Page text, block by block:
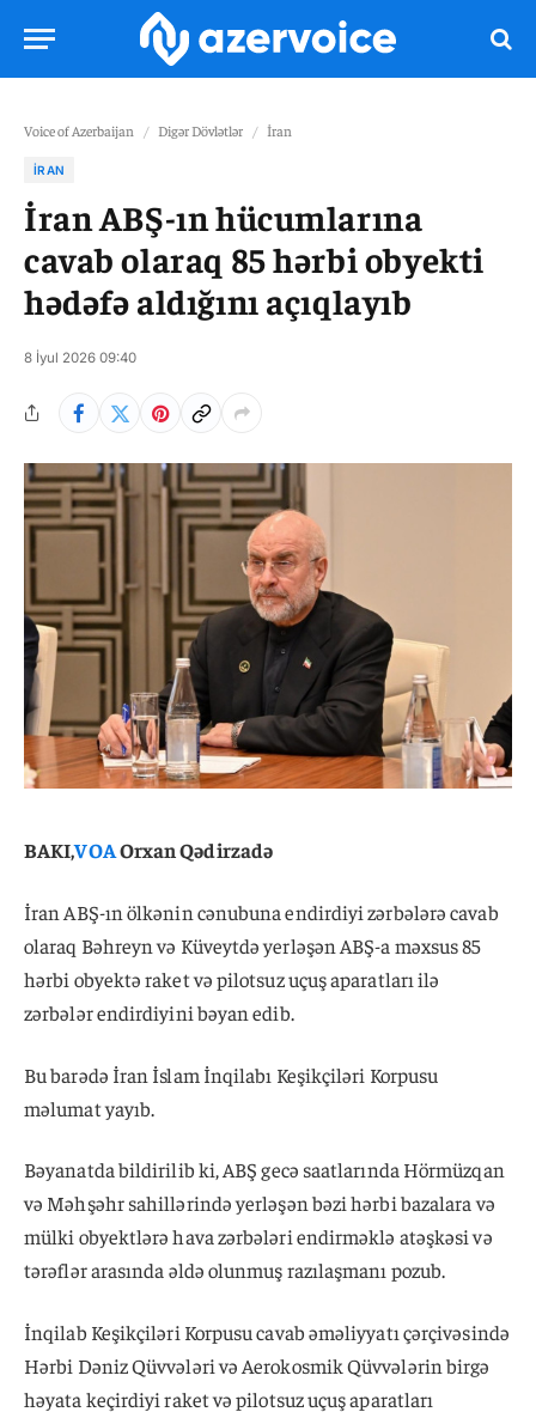
Voice of Azerbaijan / Digər Dövlətlər / İran
İRAN
İran ABŞ-ın hücumlarına
cavab olaraq 85 hərbi obyekti
hədəfə aldığını açıqlayıb
8 İyul 2026 09:40
BAKI,VOAOrxan Qədirzadə
İran ABŞ-ın ölkənin cənubuna endirdiyi zərbələrə cavab
olaraq Bəhreyn və Küveytdə yerləşən ABŞ-a məxsus 85
hərbi obyektə raket və pilotsuz uçuş aparatları ilə
zərbələr endirdiyini bəyan edib.
Bu barədə İran İslam İnqilabı Keşikçiləri Korpusu
məlumat yayıb.
Bəyanatda bildirilib ki, ABŞ gecə saatlarında Hörmüzqan
və Məhşəhr sahillərində yerləşən bəzi hərbi bazalara və
mülki obyektlərə hava zərbələri endirməklə atəşkəsi və
tərəflər arasında əldə olunmuş razılaşmanı pozub.
İnqilab Keşikçiləri Korpusu cavab əməliyyatı çərçivəsində
Hərbi Dəniz Qüvvələri və Aerokosmik Qüvvələrin birgə
həyata keçirdiyi raket və pilotsuz uçuş aparatları